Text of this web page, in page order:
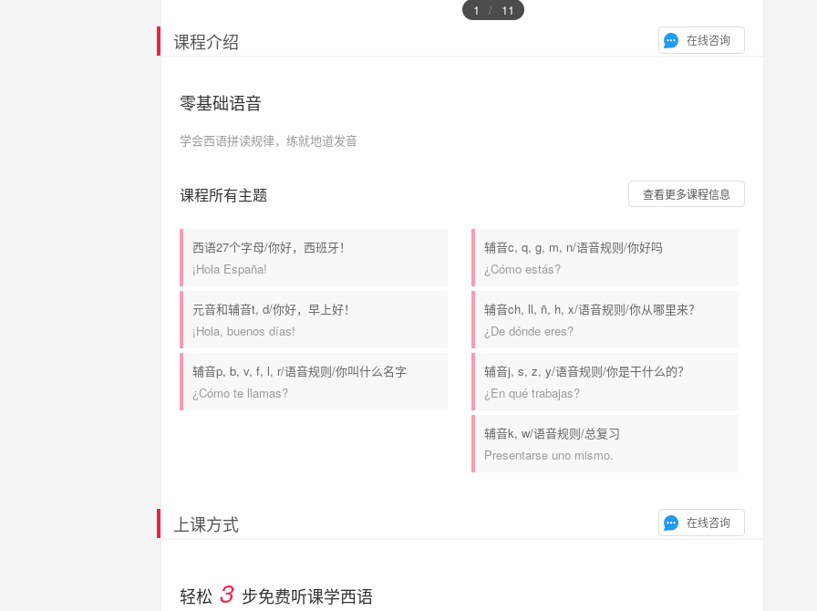
1 / 11
课程介绍 在线咨询
零基础语音
学会西语拼读规律，练就地道发音
课程所有主题 查看更多课程信息
西语27个字母/你好，西班牙！
¡Hola España!
元音和辅音t, d/你好，早上好！
¡Hola, buenos días!
辅音p, b, v, f, l, r/语音规则/你叫什么名字
¿Cómo te llamas?
辅音c, q, g, m, n/语音规则/你好吗
¿Cómo estás?
辅音ch, ll, ñ, h, x/语音规则/你从哪里来？
¿De dónde eres?
辅音j, s, z, y/语音规则/你是干什么的？
¿En qué trabajas?
辅音k, w/语音规则/总复习
Presentarse uno mismo.
上课方式 在线咨询
轻松 3 步免费听课学西语